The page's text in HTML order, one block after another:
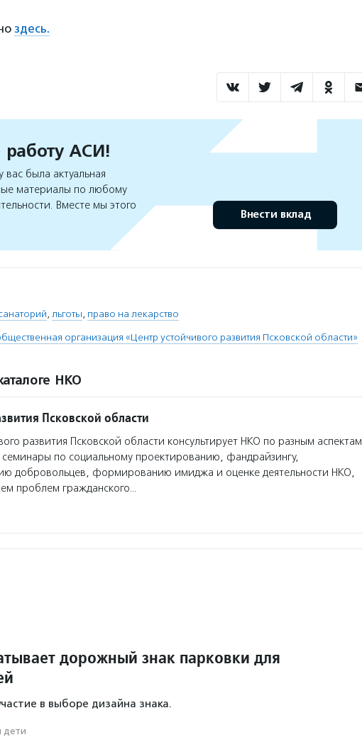
здесь.
АСИ!
была актуальная
материалы по любому
Вместе мы этого
Внести вклад
, льготы, право на лекарство
организация «Центр устойчивого развития Псковской области»
НКО
Псковской области
развития Псковской области консультирует НКО по разным аспектам
семинары по социальному проектированию, фандрайзингу,
добровольцев, формированию имиджа и оценке деятельности НКО,
проблем гражданского…
дорожный знак парковки для
в выборе дизайна знака.
дети